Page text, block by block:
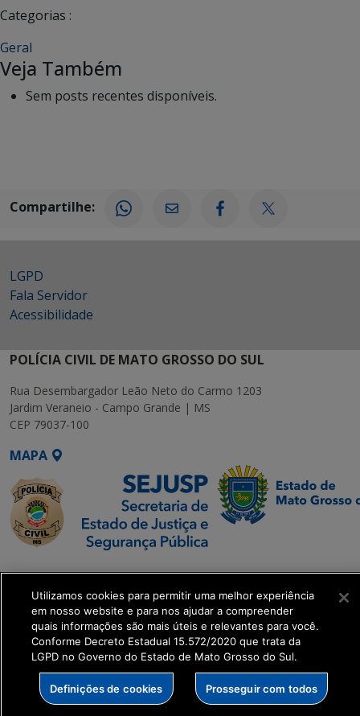
Categorias :
Geral
Veja Também
Sem posts recentes disponíveis.
Compartilhe:
LGPD
Fala Servidor
Acessibilidade
POLÍCIA CIVIL DE MATO GROSSO DO SUL
Rua Desembargador Leão Neto do Carmo 1203
Jardim Veraneio - Campo Grande | MS
CEP 79037-100
MAPA
SETDIG | Secretaria-
Executiva de
Transformação Digital
get_footer();
Utilizamos cookies para permitir uma melhor experiência
em nosso website e para nos ajudar a compreender
quais informações são mais úteis e relevantes para você.
Conforme Decreto Estadual 15.572/2020 que trata da
LGPD no Governo do Estado de Mato Grosso do Sul.
Definições de cookies Prosseguir com todos